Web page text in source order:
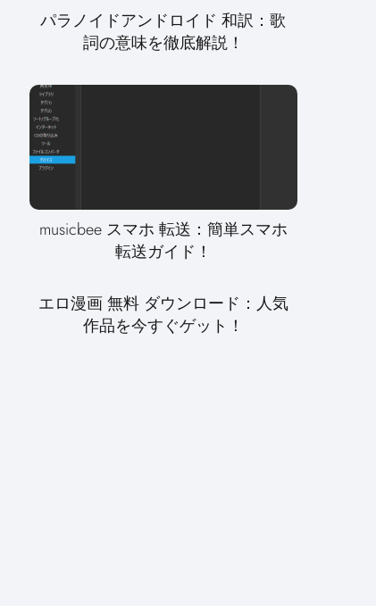
パラノイドアンドロイド 和訳：歌
詞の意味を徹底解説！
musicbee スマホ 転送：簡単スマホ
転送ガイド！
エロ漫画 無料 ダウンロード：人気
作品を今すぐゲット！